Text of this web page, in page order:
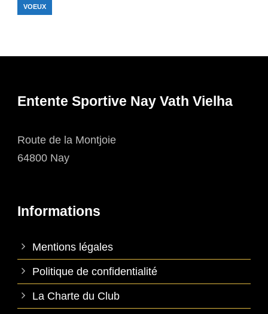
VOEUX
Entente Sportive Nay Vath Vielha
Route de la Montjoie
64800 Nay
Informations
Mentions légales
Politique de confidentialité
La Charte du Club